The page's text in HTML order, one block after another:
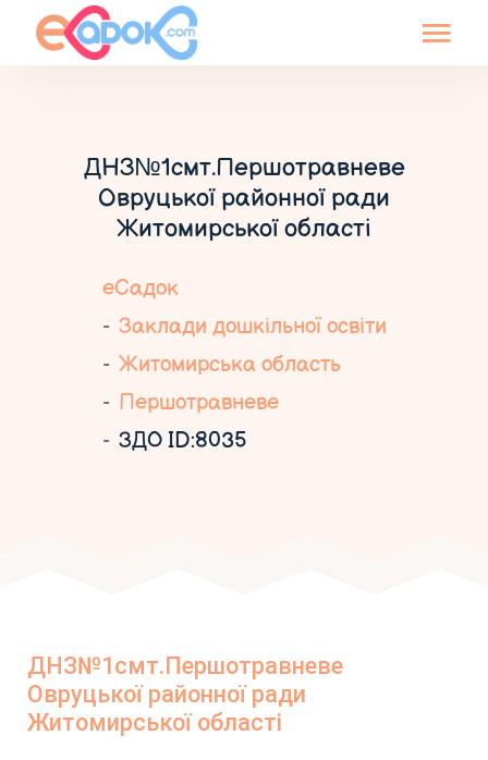
ДНЗ№1смт.Першотравневе
Овруцької районної ради
Житомирської області
еСадок
Заклади дошкільної освіти
Житомирська область
Першотравневе
ЗДО ID:8035
ДНЗ№1смт.Першотравневе
Овруцької районної ради
Житомирської області